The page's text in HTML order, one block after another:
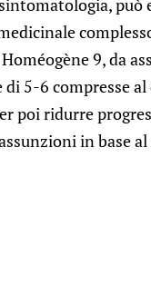
9, da
5-6 compresse
poi ridurre
in base